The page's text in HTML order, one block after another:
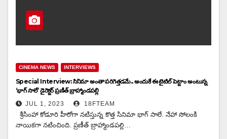
CINEMA NEWS INTERVIEWS
Special Interview: సినిమా అంతా పరిగెత్తడమే.. అందుకే ఈ టైటిల్ పెట్టాం అంటున్న
‘భాగ్ సాలే’ డైరెక్టర్ ప్రణీత్ బ్రాహ్మాండపల్లి
JUL 1, 2023 18FTEAM
శ్రీసింహా కోడూరి హీరోగా నటిస్తున్న కొత్త సినిమా భాగ్ సాలే. నేహా సోలంకి
నాయికగా నటించింది. ప్రణీత్ బ్రాహ్మాండపల్లి…